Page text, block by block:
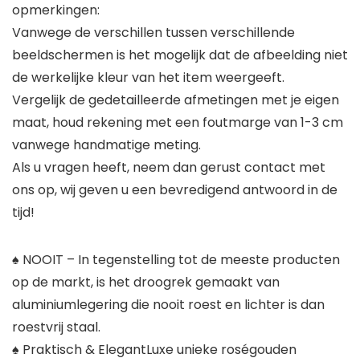
opmerkingen:
Vanwege de verschillen tussen verschillende
beeldschermen is het mogelijk dat de afbeelding niet
de werkelijke kleur van het item weergeeft.
Vergelijk de gedetailleerde afmetingen met je eigen
maat, houd rekening met een foutmarge van 1-3 cm
vanwege handmatige meting.
Als u vragen heeft, neem dan gerust contact met
ons op, wij geven u een bevredigend antwoord in de
tijd!
♠ NOOIT – In tegenstelling tot de meeste producten
op de markt, is het droogrek gemaakt van
aluminiumlegering die nooit roest en lichter is dan
roestvrij staal.
♠ Praktisch & ElegantLuxe unieke roségouden